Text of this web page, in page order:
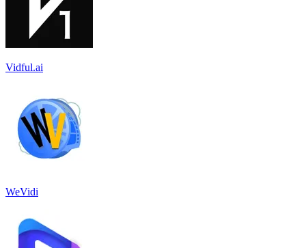
Vidful.ai
WeVidi